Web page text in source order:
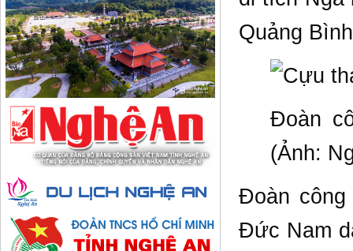
Quảng
Đoàn
(Ảnh:
Đoàn
Đức Nam